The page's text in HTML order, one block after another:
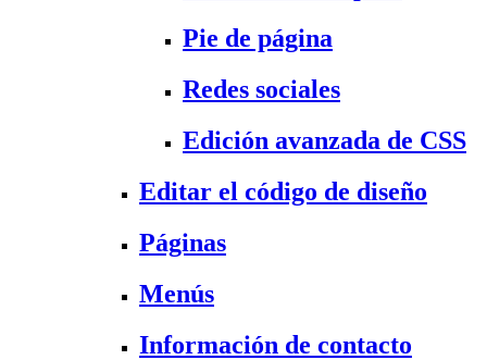
Pie de página
Redes sociales
Edición avanzada de CSS
Editar el código de diseño
Páginas
Menús
Información de contacto